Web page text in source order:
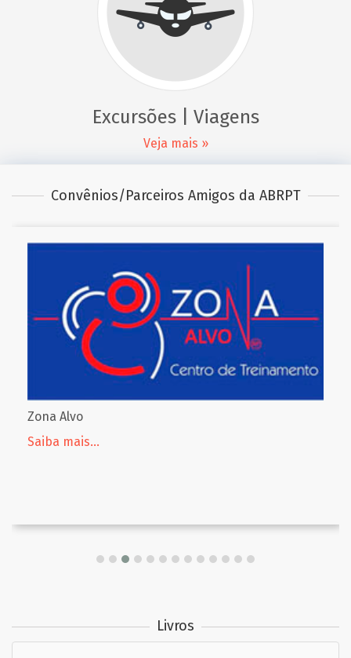
Excursões | Viagens
Veja mais »
Convênios/Parceiros Amigos da ABRPT
Zona Alvo
Saiba mais...
Livros